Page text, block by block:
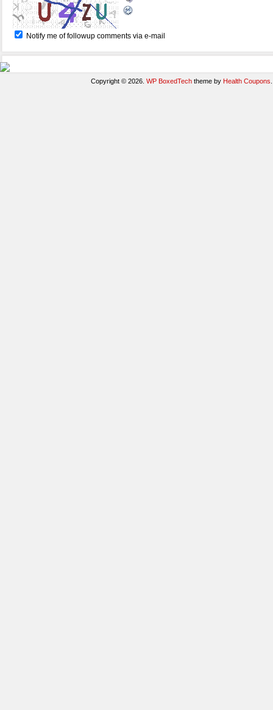
Notify me of followup comments via e-mail
Copyright © 2026.WP BoxedTech theme by Health Coupons